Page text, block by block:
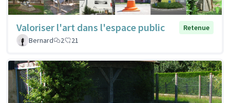
Valoriser l'art dans l'espace public
Retenue
Bernard
2 21